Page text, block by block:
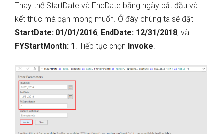
Thay thế StartDate và EndDate bằng ngày bắt đầu và
kết thúc mà bạn mong muốn. Ở đây chúng ta sẽ đặt
StartDate: 01/01/2016, EndDate: 12/31/2018, và
FYStartMonth: 1 . Tiếp tục chọn Invoke